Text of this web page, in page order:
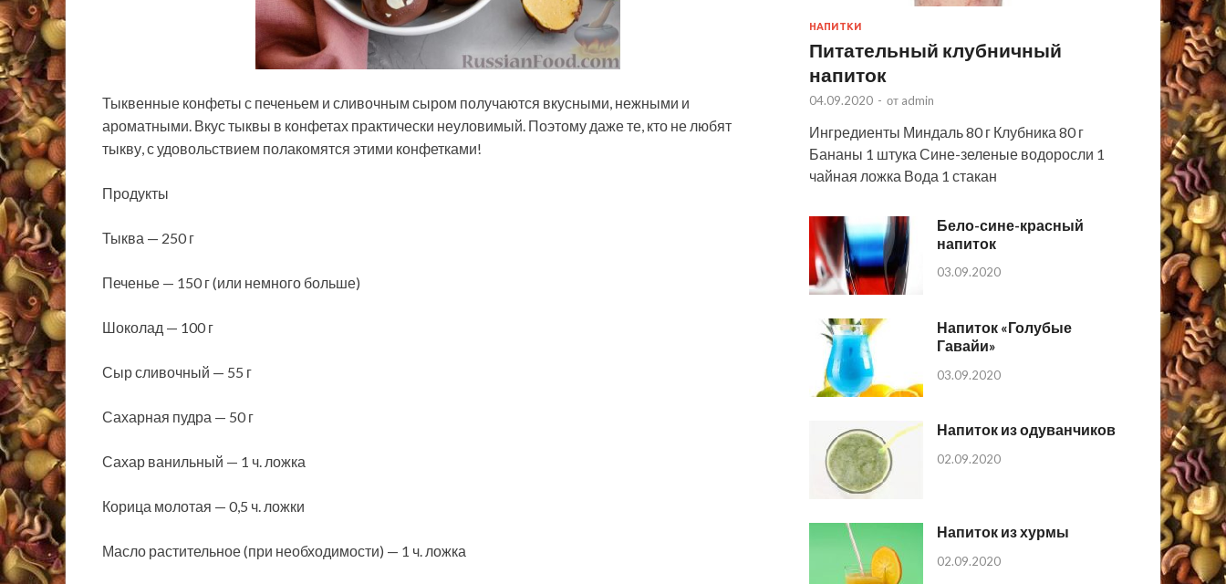
Тыквенные конфеты с печеньем и сливочным сыром получаются вкусными, нежными и
ароматными. Вкус тыквы в конфетах практически неуловимый. Поэтому даже те, кто не любят
тыкву, с удовольствием полакомятся этими конфетками!
Продукты
Тыква — 250 г
Печенье — 150 г (или немного больше)
Шоколад — 100 г
Сыр сливочный — 55 г
Сахарная пудра — 50 г
Сахар ванильный — 1 ч. ложка
Корица молотая — 0,5 ч. ложки
Масло растительное (при необходимости) — 1 ч. ложка
НАПИТКИ
Питательный клубничный
напиток
04.09.2020 - от admin
Ингредиенты Миндаль 80 г Клубника 80 г
Бананы 1 штука Сине-зеленые водоросли 1
чайная ложка Вода 1 стакан
Бело-сине-красный
напиток
03.09.2020
Напиток «Голубые
Гавайи»
03.09.2020
Напиток из одуванчиков
02.09.2020
Напиток из хурмы
02.09.2020